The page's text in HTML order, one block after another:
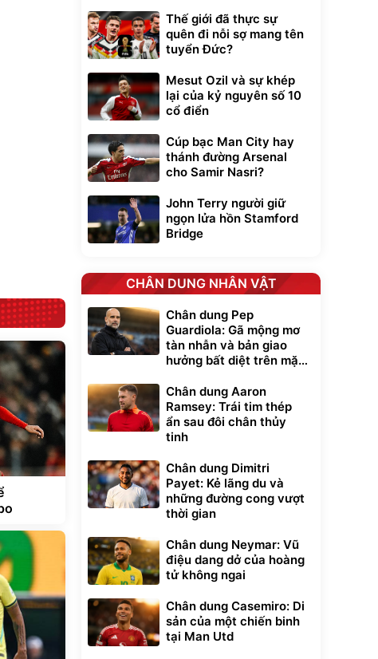
Hút Bụi Lau
D2-001 -
Minh
Vali Bamozo
Khung Nhôm
9066 Size
20/24/28 Cao Cấp
1.000.000đ
825.000
Flash Sale
lưng chống nóng
giúp thoải mái
trong di chuyển
295.000
Thế giới đã thực sự
quên đi nỗi sợ mang tên
tuyển Đức?
Mesut Ozil và sự khép
lại của kỷ nguyên số 10
cổ điển
Cúp bạc Man City hay
thánh đường Arsenal
cho Samir Nasri?
John Terry người giữ
ngọn lửa hồn Stamford
Bridge
CHÂN DUNG NHÂN VẬT
Chân dung Pep
Guardiola: Gã mộng mơ
tàn nhẫn và bản giao
hưởng bất diệt trên mặt
Chân dung Aaron
Ramsey: Trái tim thép
ẩn sau đôi chân thủy
tinh
Chân dung Dimitri
Payet: Kẻ lãng du và
những đường cong vượt
thời gian
Chân dung Neymar: Vũ
điệu dang dở của hoàng
tử không ngai
Chân dung Casemiro: Di
sản của một chiến binh
tại Man Utd